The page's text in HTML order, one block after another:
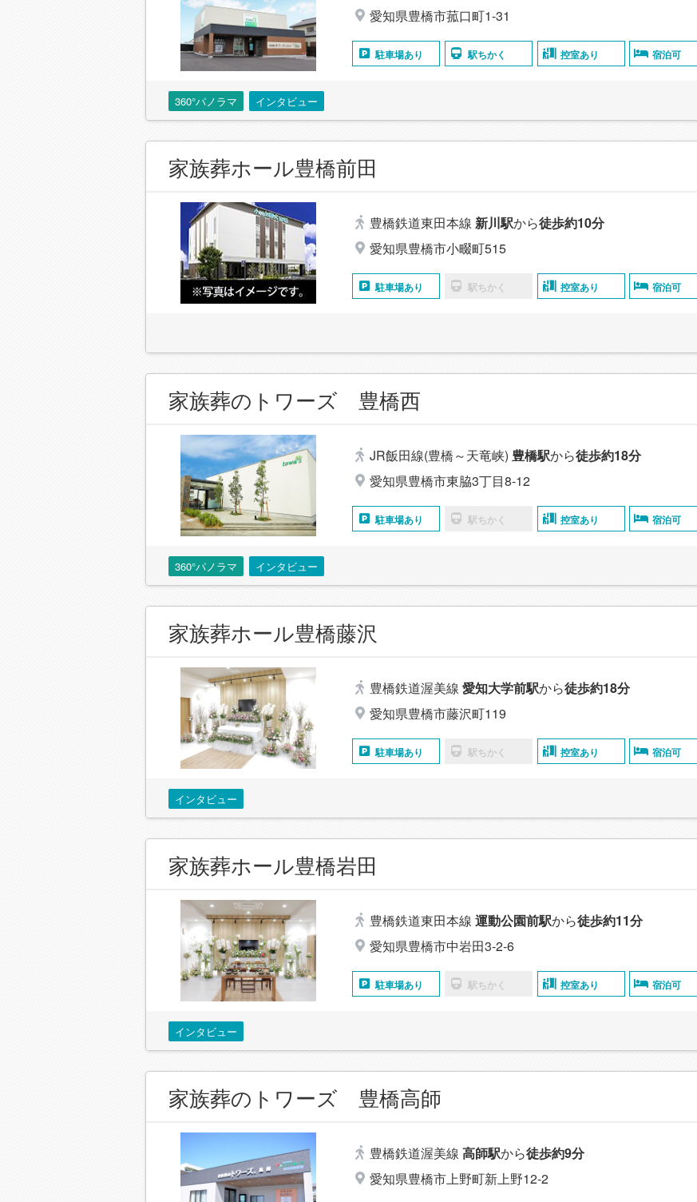
愛知県豊橋市菰口町1-31
駐車場あり 駅ちかく 控室あり 宿泊可
360°パノラマ インタビュー
家族葬ホール豊橋前田
豊橋鉄道東田本線 新川駅から徒歩約10分
愛知県豊橋市小畷町515
駐車場あり 駅ちかく 控室あり 宿泊可
家族葬のトワーズ 豊橋西
JR飯田線(豊橋～天竜峡) 豊橋駅から徒歩約18分
愛知県豊橋市東脇3丁目8-12
駐車場あり 駅ちかく 控室あり 宿泊可
360°パノラマ インタビュー
家族葬ホール豊橋藤沢
豊橋鉄道渥美線 愛知大学前駅から徒歩約18分
愛知県豊橋市藤沢町119
駐車場あり 駅ちかく 控室あり 宿泊可
インタビュー
家族葬ホール豊橋岩田
豊橋鉄道東田本線 運動公園前駅から徒歩約11分
愛知県豊橋市中岩田3‐2-6
駐車場あり 駅ちかく 控室あり 宿泊可
インタビュー
家族葬のトワーズ 豊橋高師
豊橋鉄道渥美線 高師駅から徒歩約9分
愛知県豊橋市上野町新上野12-2